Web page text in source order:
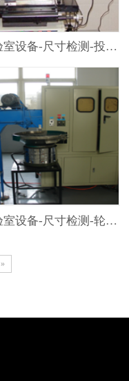
实验室设备-尺寸检测-投影仪
实验室设备-尺寸检测-轮廓仪
»